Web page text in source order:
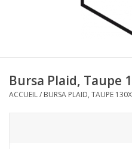
Bursa Plaid, Taupe
ACCUEIL/ BURSA PLAID, TAUPE